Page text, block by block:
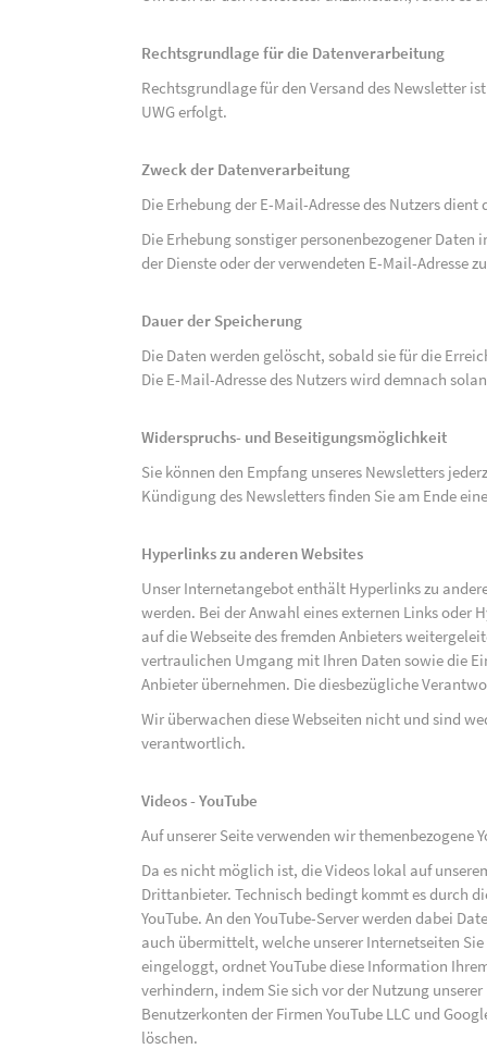
Rechtsgrundlage für die Datenverarbeitung
Rechtsgrundlage für den Versand des Newsletter ist
UWG erfolgt.
Zweck der Datenverarbeitung
Die Erhebung der E-Mail-Adresse des Nutzers
Die Erhebung sonstiger personenbezogener
der Dienste oder der verwendeten E-Mail-Adresse
Dauer der Speicherung
Die Daten werden gelöscht, sobald sie für die
Die E-Mail-Adresse des Nutzers wird demnach
Widerspruchs- und Beseitigungsmöglichkeit
Sie können den Empfang unseres Newsletters
Kündigung des Newsletters finden Sie am Ende
Hyperlinks zu anderen Websites
Unser Internetangebot enthält Hyperlinks zu
werden. Bei der Anwahl eines externen Links oder
auf die Webseite des fremden Anbieters
vertraulichen Umgang mit Ihren Daten sowie die
Anbieter übernehmen. Die diesbezügliche
Wir überwachen diese Webseiten nicht und sind
verantwortlich.
Videos - YouTube
Auf unserer Seite verwenden wir
Da es nicht möglich ist, die Videos lokal auf
Drittanbieter. Technisch bedingt kommt es durch
YouTube. An den YouTube-Server werden dabei
auch übermittelt, welche unserer Internetseiten
eingeloggt, ordnet YouTube diese Information
verhindern, indem Sie sich vor der Nutzung
Benutzerkonten der Firmen YouTube LLC und
löschen.